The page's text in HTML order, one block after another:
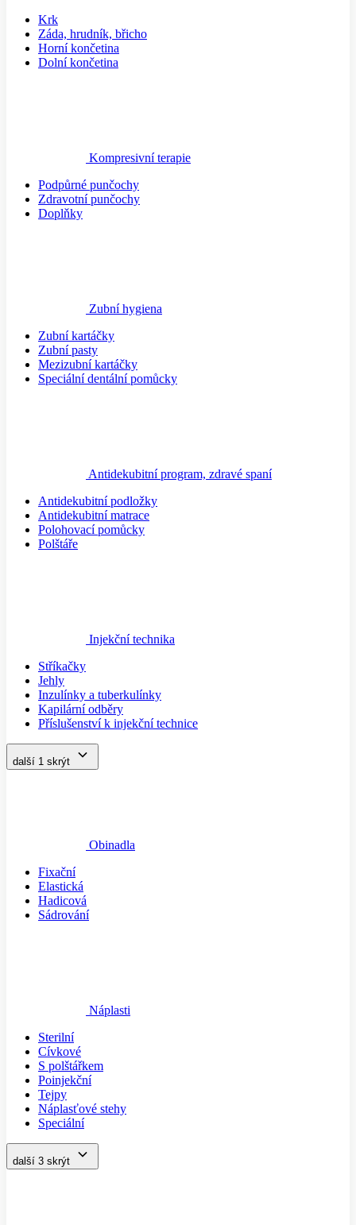
Krk
Záda, hrudník, břicho
Horní končetina
Dolní končetina
Kompresivní terapie
Podpůrné punčochy
Zdravotní punčochy
Doplňky
Zubní hygiena
Zubní kartáčky
Zubní pasty
Mezizubní kartáčky
Speciální dentální pomůcky
Antidekubitní program, zdravé spaní
Antidekubitní podložky
Antidekubitní matrace
Polohovací pomůcky
Polštáře
Injekční technika
Stříkačky
Jehly
Inzulínky a tuberkulínky
Kapilární odběry
Příslušenství k injekční technice
další 1 skrýt
Obinadla
Fixační
Elastická
Hadicová
Sádrování
Náplasti
Sterilní
Cívkové
S polštářkem
Poinjekční
Tejpy
Náplasťové stehy
Speciální
další 3 skrýt